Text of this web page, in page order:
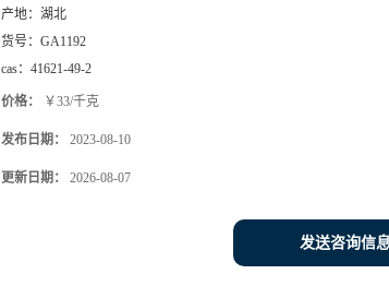
产地： 湖北
货号： GA1192
cas： 41621-49-2
价格： ￥33/千克
发布日期： 2023-08-10
更新日期： 2026-08-07
发送咨询信